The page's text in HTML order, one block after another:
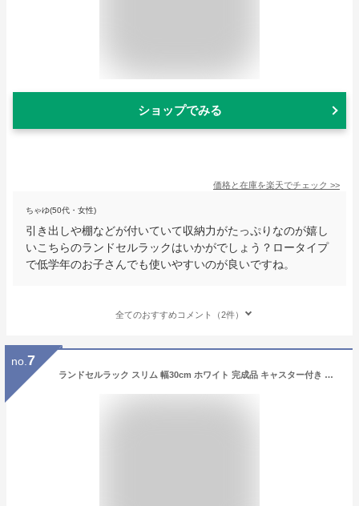
ショップでみる
価格と在庫を楽天でチェック >>
ちゃゆ(50代・女性)
引き出しや棚などが付いていて収納力がたっぷりなのが嬉し
いこちらのランドセルラックはいかがでしょう？ロータイプ
で低学年のお子さんでも使いやすいのが良いですね。
全てのおすすめコメント（2件）
no. 7
ランドセルラック スリム 幅30cm ホワイト 完成品 キャスター付き 日本製 （ ランドセル ラック キャスター 付き 白 小学生 園児 収納 収納ラック 引き出し 本棚 教科書 シンプル おしゃれ ）【39ショップ】